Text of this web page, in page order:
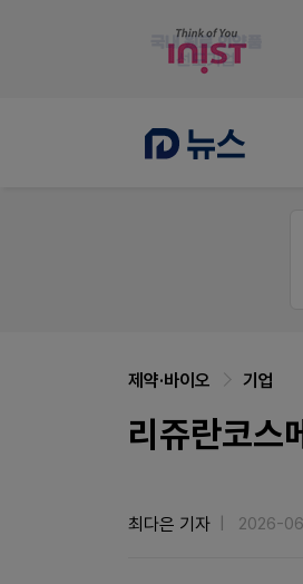
제약·바이오 기업
리쥬란코스
최다은 기자 2026-